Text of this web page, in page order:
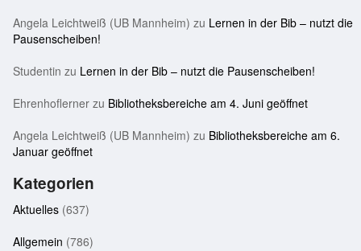
Angela Leichtweiß (UB Mannheim) zu Lernen in der Bib – nutzt die
Pausenscheiben!
Studentin zu Lernen in der Bib – nutzt die Pausenscheiben!
Ehrenhoflerner zu Bibliotheksbereiche am 4. Juni geöffnet
Angela Leichtweiß (UB Mannheim) zu Bibliotheksbereiche am 6.
Januar geöffnet
Kategorien
Aktuelles (637)
Allgemein (786)